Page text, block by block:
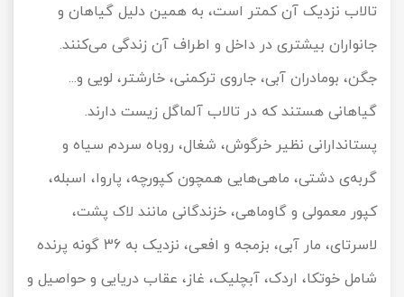
تالاب نزدیک آن کمتر است، به همین دلیل گیاهان و
جانواران بیشتری در داخل و اطراف آن زندگی می‌کنند.
جگن، بومادران آبی، جاروی ترکمنی، خارشتر، لویی و...
گیاهانی هستند که در تالاب آلماگل زیست دارند.
پستاندارانی نظیر خرگوش، شغال، روباه سردم سیاه و
گربه‌ی دشتی، ماهی‌هایی همچون کپورچه، پاروا، اسبله،
کپور معمولی و گاوماهی، خزندگانی مانند لاک پشت،
لاسرتای، مار آبی، بزمجه و افعی، نزدیک به 36 گونه پرنده
شامل خوتکا، اردک، آبچلیک، غاز، عقاب دریایی و حواصیل و